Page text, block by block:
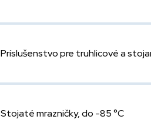
Príslušenstvo pre truhlicové a
Stojaté mrazničky, do -85 °C